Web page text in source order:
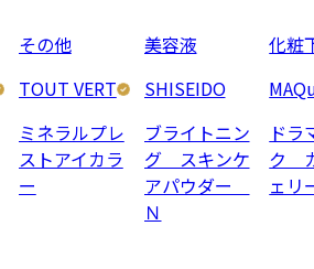
その他
TOUT VERT
ミネラルプレ
ストアイカラ
ー
美容液
SHISEIDO
ブライトニン
グ スキンケ
アパウダー
Ｎ
化粧
ドラ
ク
ェ